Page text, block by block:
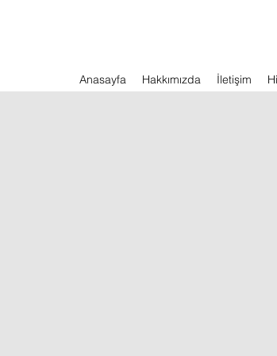
Anasayfa Hakkımızda İletişim